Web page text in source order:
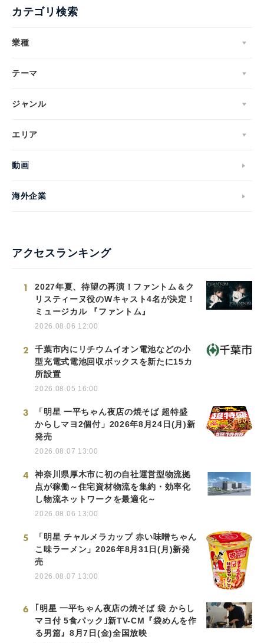
カテゴリ検索
業種
テーマ
ジャンル
エリア
動画
海外企業
アクセスランキング
1
2027年夏、待望の再演！ファントム＆ク
リスティーヌ役のWキャスト4名が決定！
ミュージカル 『ファントム』
2026.08.06 12:00
2
千葉市内にリチウムイオン電池などの小
型充電式電池回収ボックスを新たに15カ
所設置
2026.08.05 16:00
3
「明星 一平ちゃん夜店の焼そば 超特盛
からしマヨ2個付」2026年8月24日(月)新
発売
2026.08.07 13:00
4
神奈川県厚木市に初の自社運営型物流拠
点が稼働～住宅資材物流を集約・効率化
し物流ネットワークを最適化～
2026.08.06 13:00
5
「明星 チャルメラカップ 赤い味噌ちゃん
こ味ラーメン」2026年8月31日(月)新発
売
2026.08.07 13:00
6
｢明星 一平ちゃん夜店の焼そば 袋 からし
マヨ付 5食パック｣新TV-CM『袋めんを作
る男篇』8月7日(金)全国放映